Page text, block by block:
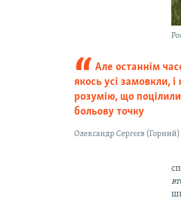
Але останнім
якось усі замовкли, і
розумію, що
больову точку
Олександр Сергєєв (Горний)